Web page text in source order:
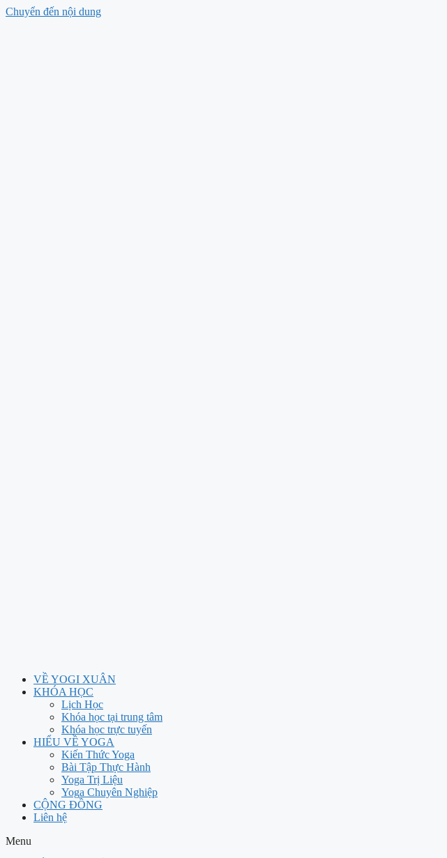
Chuyển đến nội dung
VỀ YOGI XUÂN
KHÓA HỌC
Lịch Học
Khóa học tại trung tâm
Khóa học trực tuyến
HIỂU VỀ YOGA
Kiến Thức Yoga
Bài Tập Thực Hành
Yoga Trị Liệu
Yoga Chuyên Nghiệp
CỘNG ĐỒNG
Liên hệ
Menu